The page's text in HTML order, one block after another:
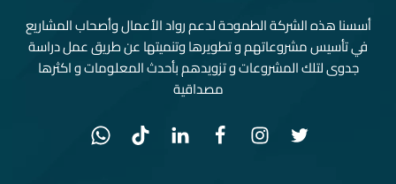
أسسنا هذه الشركة الطموحة لدعم رواد الأعمال وأصحاب المشاريع
في تأسيس مشروعاتهم و تطويرها وتنميتها عن طريق عمل دراسة
جدوى لتلك المشروعات و تزويدهم بأحدث المعلومات و اكثرها
مصداقية